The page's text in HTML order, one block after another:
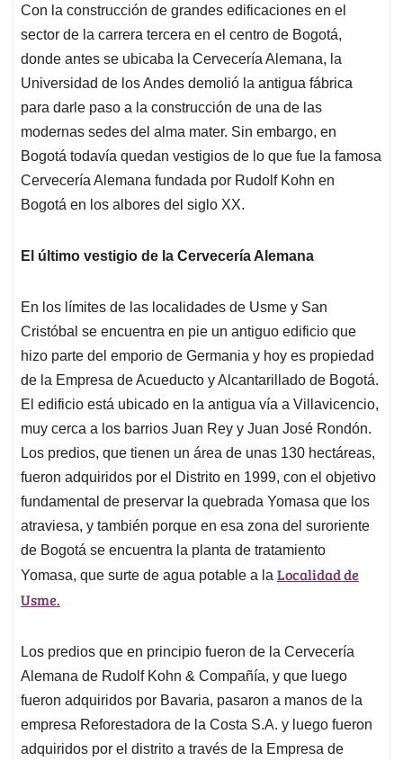
Con la construcción de grandes edificaciones en el
sector de la carrera tercera en el centro de Bogotá,
donde antes se ubicaba la Cervecería Alemana, la
Universidad de los Andes demolió la antigua fábrica
para darle paso a la construcción de una de las
modernas sedes del alma mater. Sin embargo, en
Bogotá todavía quedan vestigios de lo que fue la famosa
Cervecería Alemana fundada por Rudolf Kohn en
Bogotá en los albores del siglo XX.
El último vestigio de la Cervecería Alemana
En los límites de las localidades de Usme y San
Cristóbal se encuentra en pie un antiguo edificio que
hizo parte del emporio de Germania y hoy es propiedad
de la Empresa de Acueducto y Alcantarillado de Bogotá.
El edificio está ubicado en la antigua vía a Villavicencio,
muy cerca a los barrios Juan Rey y Juan José Rondón.
Los predios, que tienen un área de unas 130 hectáreas,
fueron adquiridos por el Distrito en 1999, con el objetivo
fundamental de preservar la quebrada Yomasa que los
atraviesa, y también porque en esa zona del suroriente
de Bogotá se encuentra la planta de tratamiento
Yomasa, que surte de agua potable a la Localidad de
Usme.
Los predios que en principio fueron de la Cervecería
Alemana de Rudolf Kohn & Compañía, y que luego
fueron adquiridos por Bavaria, pasaron a manos de la
empresa Reforestadora de la Costa S.A. y luego fueron
adquiridos por el distrito a través de la Empresa de